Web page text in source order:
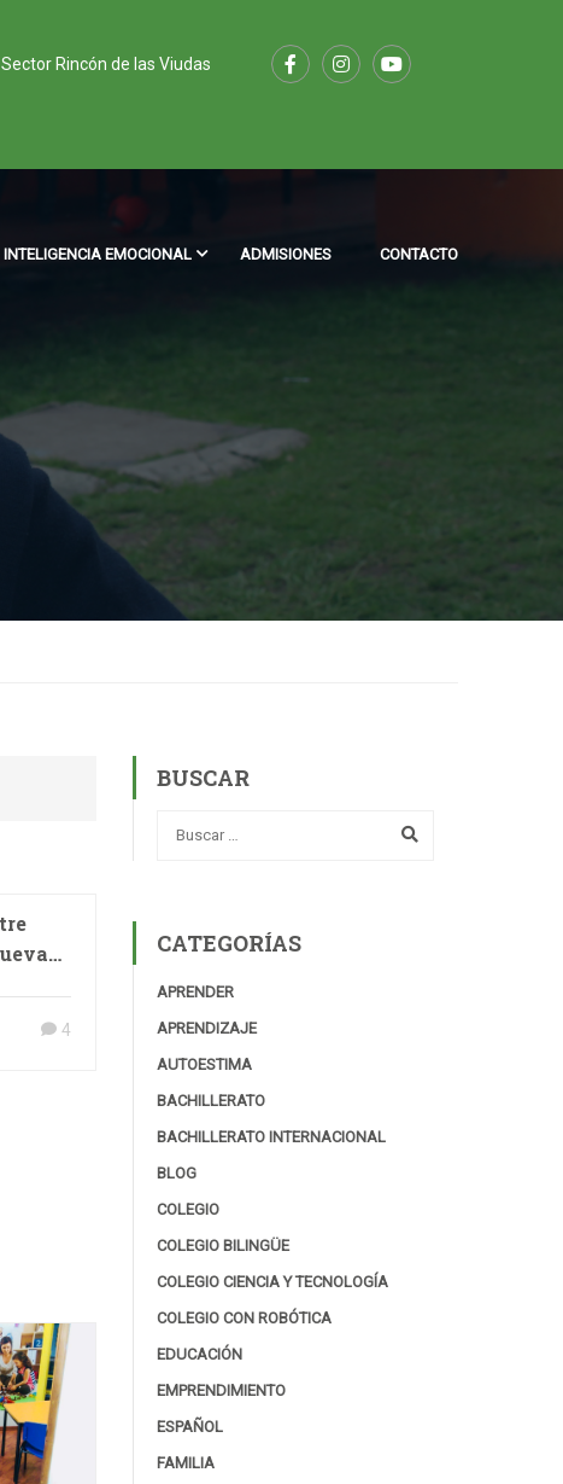
Rincón de las Viudas
INTELIGENCIA EMOCIONAL ADMISIONES CONTACTO
4
BUSCAR
CATEGORÍAS
APRENDER
APRENDIZAJE
AUTOESTIMA
BACHILLERATO
BACHILLERATO INTERNACIONAL
BLOG
COLEGIO
COLEGIO BILINGÜE
COLEGIO CIENCIA Y TECNOLOGÍA
COLEGIO CON ROBÓTICA
EDUCACIÓN
EMPRENDIMIENTO
ESPAÑOL
FAMILIA